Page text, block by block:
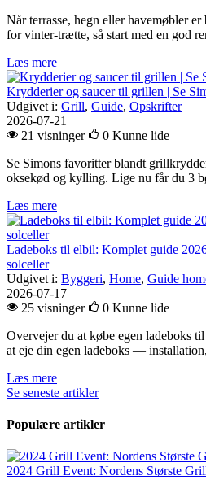
Når terrasse, hegn eller havemøbler
for vinter-trætte, så start med en god
Læs mere
Krydderier og saucer til grillen | Se
Udgivet i: Grill, Guide, Opskrifter
2026-07-21
21 visninger
0 Kunne lide
Se Simons favoritter blandt
oksekød og kylling. Lige nu får du 3
Læs mere
Ladeboks til elbil: Komplet guide
solceller
Udgivet i: Byggeri, Home, Guide
2026-07-17
25 visninger
0 Kunne lide
Overvejer du at købe egen ladeboks
at eje din egen ladeboks —
Læs mere
Se seneste artikler
Populære artikler
2024 Grill Event: Nordens Største